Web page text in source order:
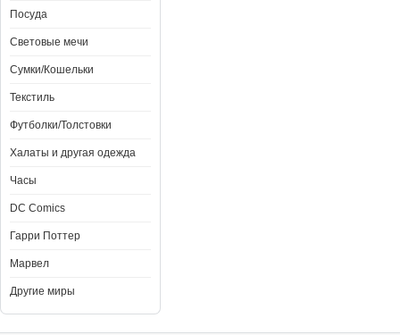
Посуда
Световые мечи
Сумки/Кошельки
Текстиль
Футболки/Толстовки
Халаты и другая одежда
Часы
DC Comics
Гарри Поттер
Марвел
Другие миры